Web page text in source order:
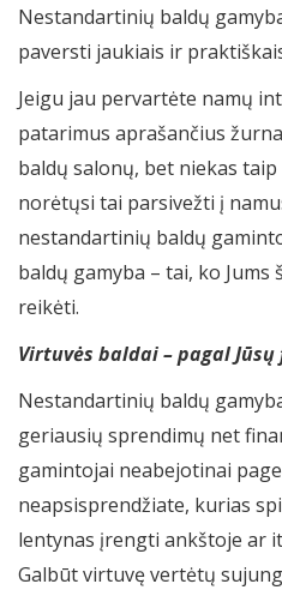
Nestandartinių baldų
paversti jaukiais ir
Jeigu jau pervartėte namų
patarimus aprašančius
baldų salonų, bet niekas
norėtųsi tai parsivežti į
nestandartinių baldų
baldų gamyba – tai, ko
reikėti.
Virtuvės baldai – pagal
Nestandartinių baldų
geriausių sprendimų net
gamintojai neabejotinai
neapsisprendžiate, kurias
lentynas įrengti ankštoje ar
Galbūt virtuvę vertėtų